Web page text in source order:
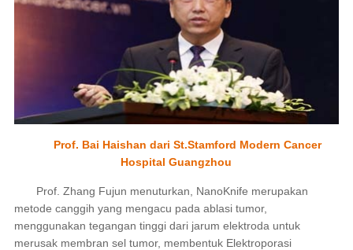
Prof. Bai Haishan dari St.Stamford Modern Cancer
Hospital Guangzhou
Prof. Zhang Fujun menuturkan, NanoKnife merupakan
metode canggih yang mengacu pada ablasi tumor,
menggunakan tegangan tinggi dari jarum elektroda untuk
merusak membran sel tumor, membentuk Elektroporasi